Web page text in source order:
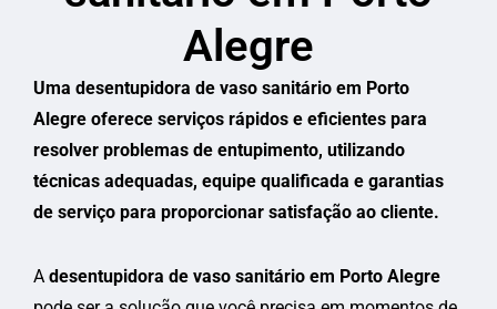
Alegre
Uma desentupidora de vaso sanitário em Porto
Alegre oferece serviços rápidos e eficientes para
resolver problemas de entupimento, utilizando
técnicas adequadas, equipe qualificada e garantias
de serviço para proporcionar satisfação ao cliente.
A desentupidora de vaso sanitário em Porto Alegre